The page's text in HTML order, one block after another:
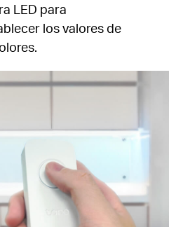
LED para
los valores de